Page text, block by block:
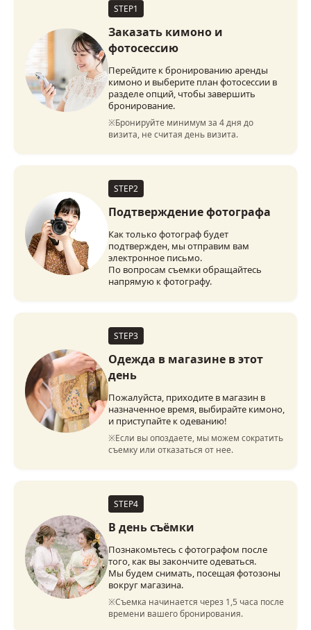
STEP1
Заказать кимоно и
фотосессию
Перейдите к бронированию аренды
кимоно и выберите план фотосессии в
разделе опций, чтобы завершить
бронирование.
※Бронируйте минимум за 4 дня до
визита, не считая день визита.
STEP2
Подтверждение фотографа
Как только фотограф будет
подтвержден, мы отправим вам
электронное письмо.
По вопросам съемки обращайтесь
напрямую к фотографу.
STEP3
Одежда в магазине в этот
день
Пожалуйста, приходите в магазин в
назначенное время, выбирайте кимоно,
и приступайте к одеванию!
※Если вы опоздаете, мы можем сократить
съемку или отказаться от нее.
STEP4
В день съёмки
Познакомьтесь с фотографом после
того, как вы закончите одеваться.
Мы будем снимать, посещая фотозоны
вокруг магазина.
※Съемка начинается через 1,5 часа после
времени вашего бронирования.